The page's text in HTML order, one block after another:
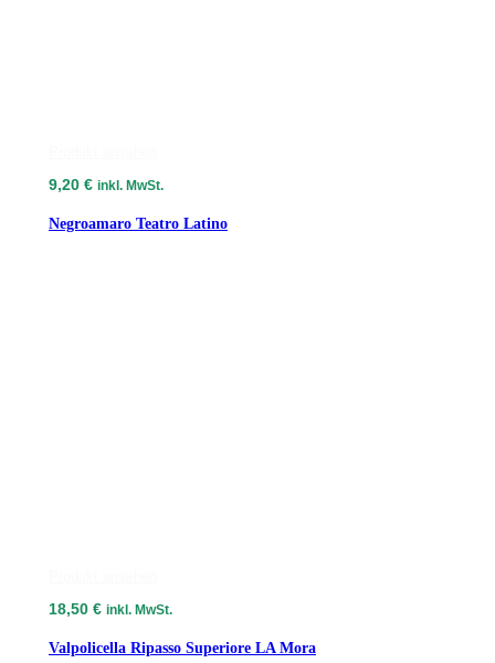
9,20 € inkl. MwSt.
Negroamaro Teatro Latino
18,50 € inkl. MwSt.
Valpolicella Ripasso Superiore LA Mora